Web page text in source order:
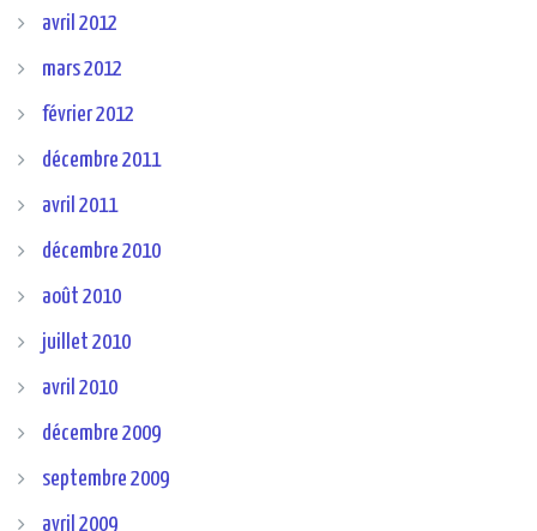
avril 2012
mars 2012
février 2012
décembre 2011
avril 2011
décembre 2010
août 2010
juillet 2010
avril 2010
décembre 2009
septembre 2009
avril 2009